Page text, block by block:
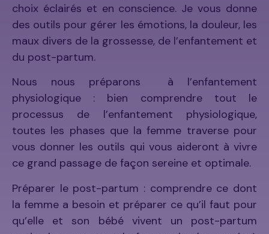
choix éclairés et en conscience. Je vous donne
des outils pour gérer les émotions, la douleur, les
maux divers de la grossesse, de l’enfantement et
du post-partum.
Nous nous préparons à l’enfantement
physiologique : bien comprendre tout le
processus de l’enfantement physiologique,
toutes les phases que la femme traverse pour
vous donner les outils qui vous aideront à vivre
ce grand passage de façon sereine et optimale.
Préparer le post-partum : comprendre ce dont
la femme a besoin et préparer ce qu’il faut pour
qu’elle et son bébé vivent un post-partum